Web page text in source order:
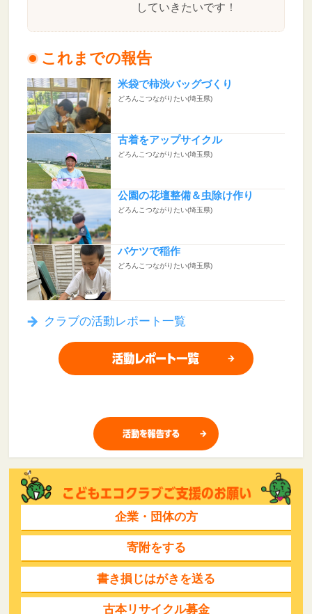
していきたいです！
これまでの報告
米袋で柿渋バッグづくり
どろんこつながりたい(埼玉県)
古着をアップサイクル
どろんこつながりたい(埼玉県)
公園の花壇整備＆虫除け作り
どろんこつながりたい(埼玉県)
バケツで稲作
どろんこつながりたい(埼玉県)
クラブの活動レポート一覧
企業・団体の方
寄附をする
書き損じはがきを送る
古本リサイクル募金